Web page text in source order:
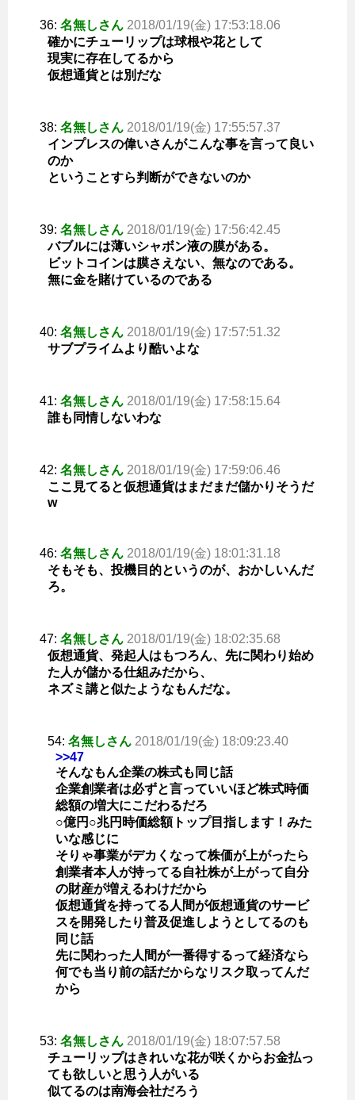
36: 名無しさん 2018/01/19(金) 17:53:18.06
確かにチューリップは球根や花として
現実に存在してるから
仮想通貨とは別だな
38: 名無しさん 2018/01/19(金) 17:55:57.37
インプレスの偉いさんがこんな事を言って良い
のか
ということすら判断ができないのか
39: 名無しさん 2018/01/19(金) 17:56:42.45
バブルには薄いシャボン液の膜がある。
ビットコインは膜さえない、無なのである。
無に金を賭けているのである
40: 名無しさん 2018/01/19(金) 17:57:51.32
サブプライムより酷いよな
41: 名無しさん 2018/01/19(金) 17:58:15.64
誰も同情しないわな
42: 名無しさん 2018/01/19(金) 17:59:06.46
ここ見てると仮想通貨はまだまだ儲かりそうだ
w
46: 名無しさん 2018/01/19(金) 18:01:31.18
そもそも、投機目的というのが、おかしいんだ
ろ。
47: 名無しさん 2018/01/19(金) 18:02:35.68
仮想通貨、発起人はもつろん、先に関わり始め
た人が儲かる仕組みだから、
ネズミ講と似たようなもんだな。
54: 名無しさん 2018/01/19(金) 18:09:23.40
>>47
そんなもん企業の株式も同じ話
企業創業者は必ずと言っていいほど株式時価
総額の増大にこだわるだろ
○億円○兆円時価総額トップ目指します！みた
いな感じに
そりゃ事業がデカくなって株価が上がったら
創業者本人が持ってる自社株が上がって自分
の財産が増えるわけだから
仮想通貨を持ってる人間が仮想通貨のサービ
スを開発したり普及促進しようとしてるのも
同じ話
先に関わった人間が一番得するって経済なら
何でも当り前の話だからなリスク取ってんだ
から
53: 名無しさん 2018/01/19(金) 18:07:57.58
チューリップはきれいな花が咲くからお金払っ
ても欲しいと思う人がいる
似てるのは南海会社だろう